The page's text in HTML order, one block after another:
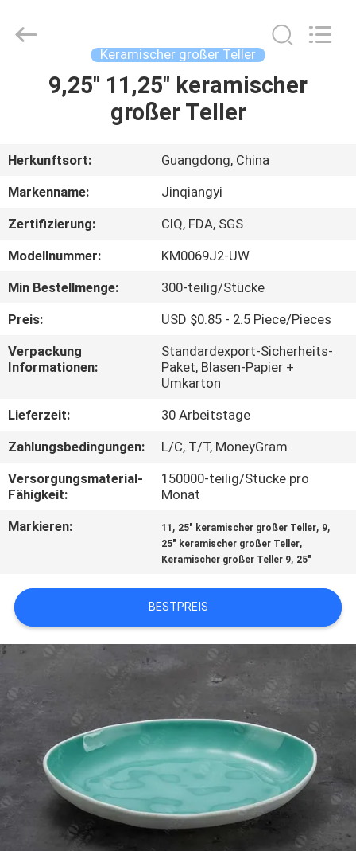
HAUS
ÜBER
UNS
FABRIK-
AUSFLUG
QUALITÄTSKONTROLLE
SIE
MIT
UNS
IN
VERBINDUNG
SITEMAP
POLICY
Copyright
Keramischer großer Teller
9,25" 11,25" keramischer
großer Teller
Herkunftsort:
Guangdong, China
Markenname:
Jinqiangyi
Zertifizierung:
CIQ, FDA, SGS
Modellnummer:
KM0069J2-UW
Min Bestellmenge:
300-teilig/Stücke
Preis:
USD $0.85 - 2.5 Piece/Pieces
Verpackung
Informationen:
Standardexport-Sicherheits-
Paket, Blasen-Papier +
Umkarton
Lieferzeit:
30 Arbeitstage
Zahlungsbedingungen:
L/C, T/T, MoneyGram
Versorgungsmaterial-
Fähigkeit:
150000-teilig/Stücke pro
Monat
Markieren:
11 , 25" keramischer großer Teller, 9,
25" keramischer großer Teller,
Keramischer großer Teller 9, 25"
BESTPREIS